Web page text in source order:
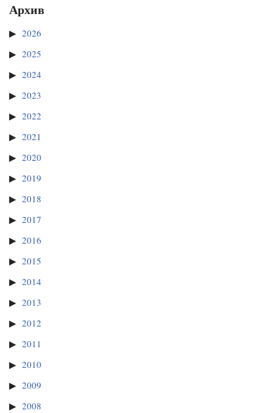
Архив
2026
2025
2024
2023
2022
2021
2020
2019
2018
2017
2016
2015
2014
2013
2012
2011
2010
2009
2008